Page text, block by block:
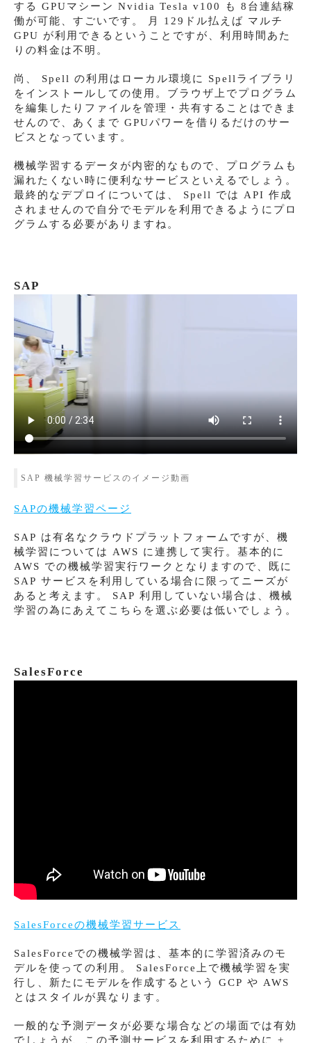
する GPUマシーン Nvidia Tesla v100 も 8台連結稼
働が可能、すごいです。 月 129ドル払えば マルチ
GPU が利用できるということですが、利用時間あた
りの料金は不明。
尚、 Spell の利用はローカル環境に Spellライブラリ
をインストールしての使用。ブラウザ上でプログラム
を編集したりファイルを管理・共有することはできま
せんので、あくまで GPUパワーを借りるだけのサー
ビスとなっています。
機械学習するデータが内密的なもので、プログラムも
漏れたくない時に便利なサービスといえるでしょう。
最終的なデプロイについては、 Spell では API 作成
されませんので自分でモデルを利用できるようにプロ
グラムする必要がありますね。
SAP
SAP 機械学習サービスのイメージ動画
SAPの機械学習ページ
SAP は有名なクラウドプラットフォームですが、機
械学習については AWS に連携して実行。基本的に
AWS での機械学習実行ワークとなりますので、既に
SAP サービスを利用している場合に限ってニーズが
あると考えます。 SAP 利用していない場合は、機械
学習の為にあえてこちらを選ぶ必要は低いでしょう。
SalesForce
SalesForceの機械学習サービス
SalesForceでの機械学習は、基本的に学習済みのモ
デルを使っての利用。 SalesForce上で機械学習を実
行し、新たにモデルを作成するという GCP や AWS
とはスタイルが異なります。
一般的な予測データが必要な場合などの場面では有効
でしょうが、この予測サービスを利用するために +